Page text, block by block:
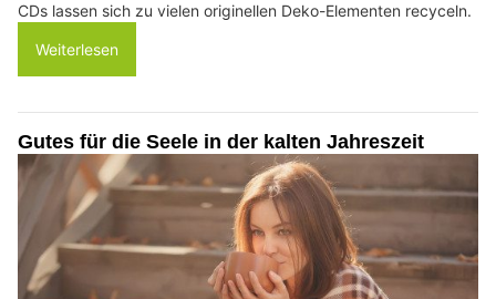
CDs lassen sich zu vielen originellen Deko-Elementen recyceln.
Weiterlesen
Gutes für die Seele in der kalten Jahreszeit